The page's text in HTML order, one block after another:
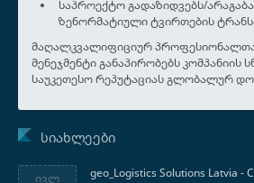
საპროექტო გადაზიდვებს/
ზენორმატიული ტვირთების
მაღალკვალიფიციურ
მენეჯმენტი განაპირობებს კომპანიის
საუკეთესო რეპუტაციას გლობალურ
რ
ძ
ს
რ
ᲡᲘᲐᲮᲚᲔᲔᲑᲘ
ივლ
geo_Logistics Solutions Latvia -